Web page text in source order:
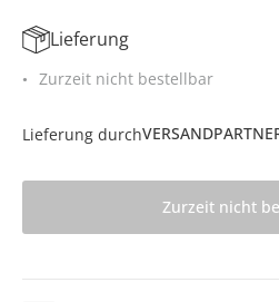
Lieferung
Zurzeit nicht bestellbar
Lieferung durch
Zurzeit nicht